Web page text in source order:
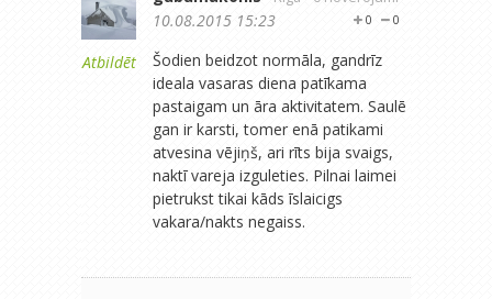
Atbildēt
0
0
10.08.2015 15:23
Šodien beidzot normāla, gandrīz
ideala vasaras diena patīkama
pastaigam un āra aktivitatem. Saulē
gan ir karsti, tomer enā patikami
atvesina vējiņš, ari rīts bija svaigs,
naktī vareja izguleties. Pilnai laimei
pietrukst tikai kāds īslaicigs
vakara/nakts negaiss.